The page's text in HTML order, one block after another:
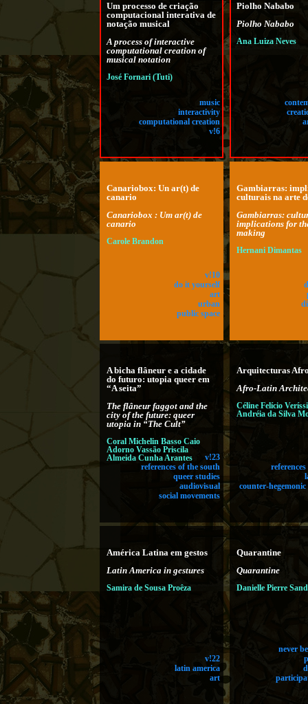
Um processo de criação
computacional interativa de
notação musical
A process of interactive
computational creation of
musical notation
José Fornari (Tuti)
music
interactivity
computational creation
v!6
Piolho Nababo
Piolho Nababo
Ana Luiza Neves
Canariobox: Un ar(t) de
canario
Canariobox : Um ar(t) de
canario
Carole Brandon
v!10
do it yourself
art
urban
public space
Gambiarras:
culturais na arte
Gambiarras:
implications for
making
Hernani Dimantas
A bicha flâneur e a cidade
do futuro: utopia queer em
“A seita”
The flâneur faggot and the
city of the future: queer
utopia in “The Cult”
Coral Michelin Basso Caio
Adorno Vassão Priscila
Almeida Cunha Arantes
v!23
references of the south
queer studies
audiovisual
social movements
Arquitecturas
Afro-Latin
Céline Felício
Andréia da Silva
counter-
América Latina em gestos
Latin America in gestures
Samira de Sousa Proêza
v!22
latin america
art
Quarantine
Quarantine
Danielle Pierre
never